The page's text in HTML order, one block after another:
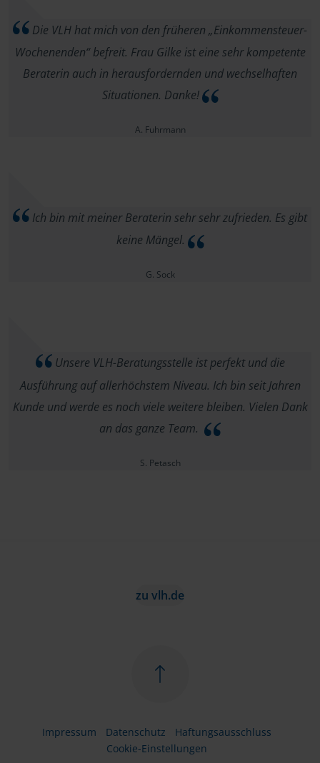
Die VLH hat mich von den früheren „Einkommensteuer-
Wochenenden“ befreit. Frau Gilke ist eine sehr kompetente
Beraterin auch in herausfordernden und wechselhaften
Situationen. Danke!
A. Fuhrmann
Ich bin mit meiner Beraterin sehr sehr zufrieden. Es gibt
keine Mängel.
G. Sock
Unsere VLH-Beratungsstelle ist perfekt und die
Ausführung auf allerhöchstem Niveau. Ich bin seit Jahren
Kunde und werde es noch viele weitere bleiben. Vielen Dank
an das ganze Team.
S. Petasch
zu vlh.de
Impressum Datenschutz
Haftungsausschluss
Cookie-Einstellungen